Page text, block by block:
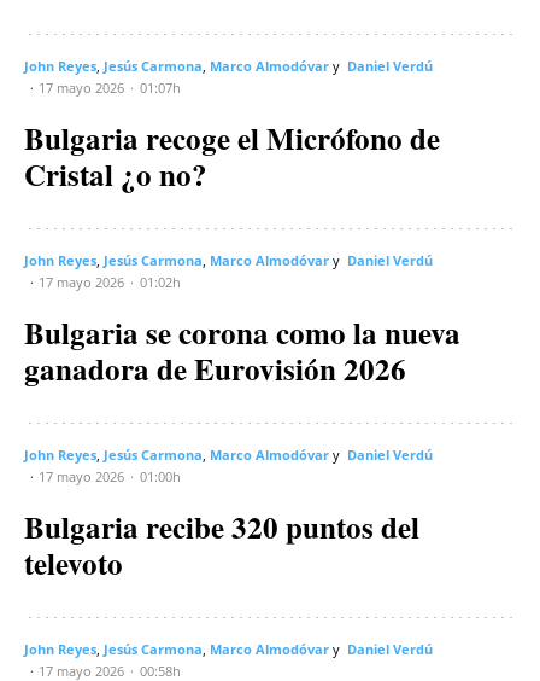
John Reyes Jesús Carmona Marco Almodóvar
Daniel Verdú
17 mayo 2026
01:07h
Bulgaria recoge el Micrófono de
Cristal ¿o no?
John Reyes Jesús Carmona Marco Almodóvar
Daniel Verdú
17 mayo 2026
01:02h
Bulgaria se corona como la nueva
ganadora de Eurovisión 2026
John Reyes Jesús Carmona Marco Almodóvar
Daniel Verdú
17 mayo 2026
01:00h
Bulgaria recibe 320 puntos del
televoto
John Reyes Jesús Carmona Marco Almodóvar
Daniel Verdú
17 mayo 2026
00:58h